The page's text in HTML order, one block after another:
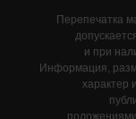
Перепечатка
и при
Информация,
характер